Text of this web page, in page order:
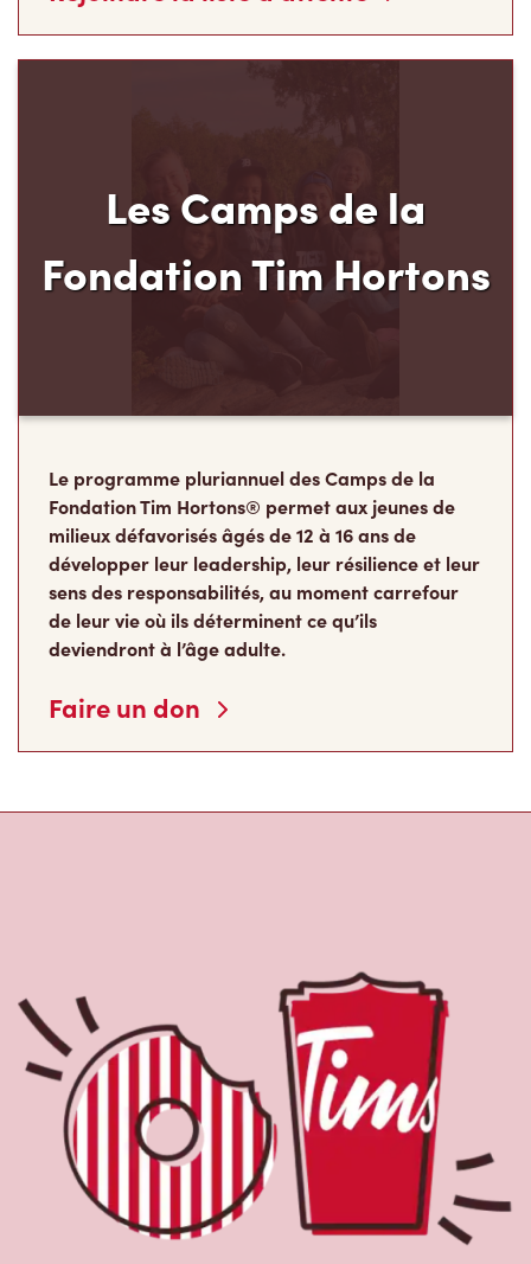
Les Camps de la
Fondation Tim Hortons
Le programme pluriannuel des Camps de la
Fondation Tim Hortons® permet aux jeunes de
milieux défavorisés âgés de 12 à 16 ans de
développer leur leadership, leur résilience et leur
sens des responsabilités, au moment carrefour
de leur vie où ils déterminent ce qu’ils
deviendront à l’âge adulte.
Faire un don